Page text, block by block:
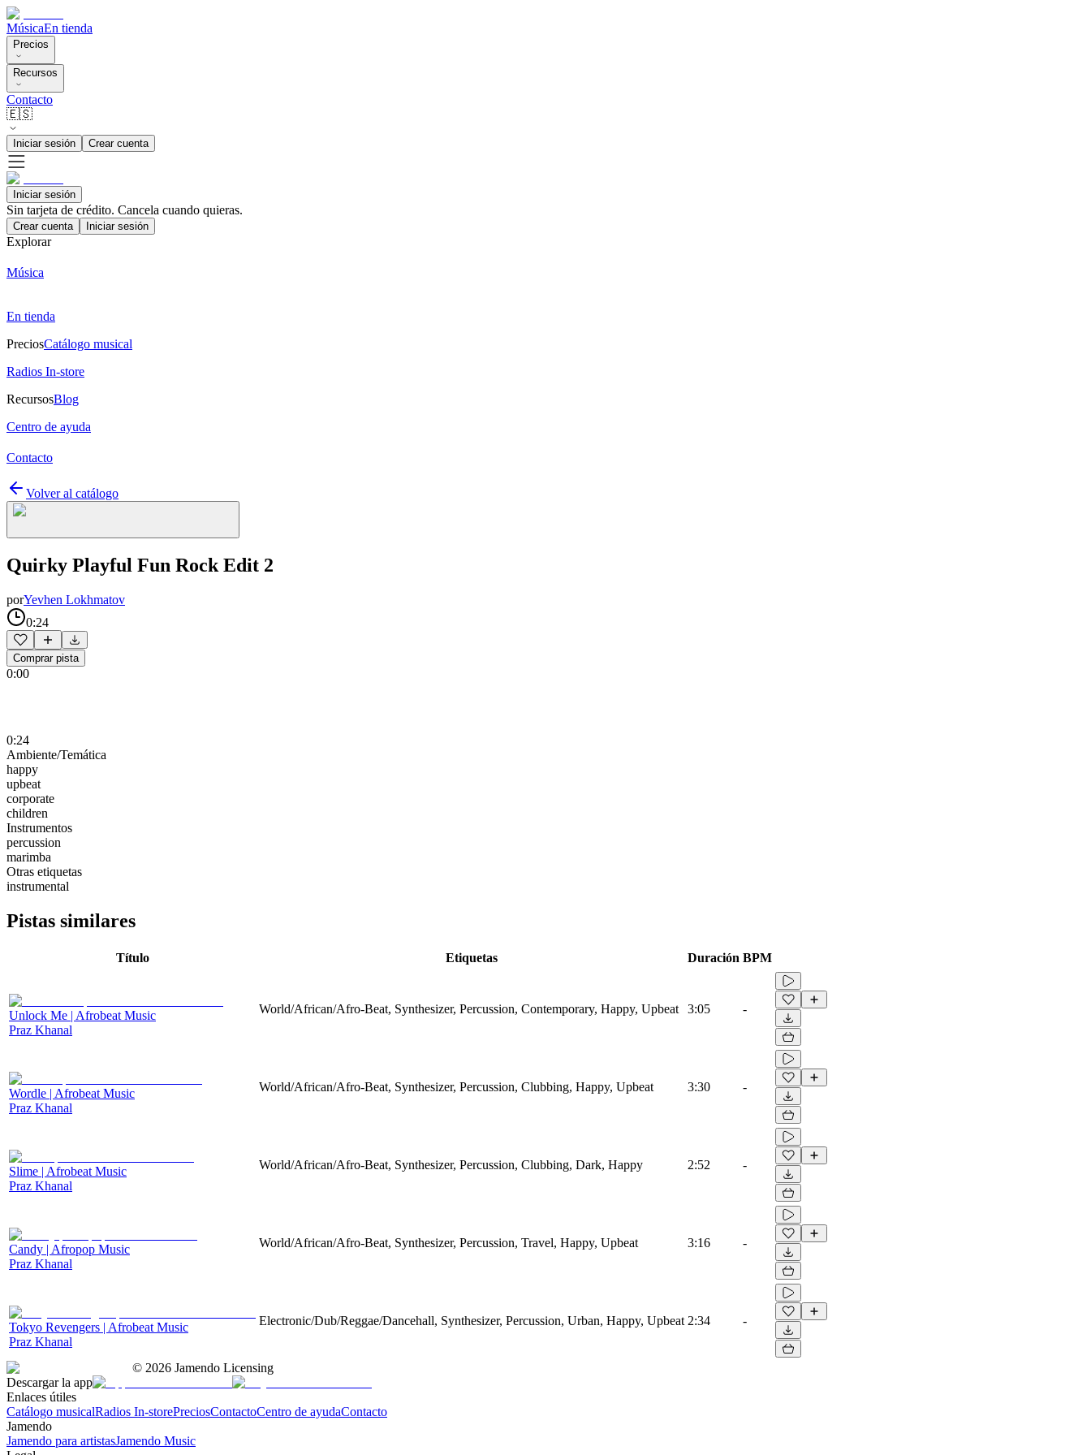
MúsicaEn tienda
Precios
Recursos
Contacto
🇪🇸
Iniciar sesión Crear cuenta
Iniciar sesión
Sin tarjeta de crédito. Cancela cuando quieras.
Crear cuenta Iniciar sesión
Explorar
Música
En tienda
PreciosCatálogo musical
Radios In-store
RecursosBlog
Centro de ayuda
Contacto
Volver al catálogo
Quirky Playful Fun Rock Edit 2
porYevhen Lokhmatov
0:24
Comprar pista
0:00
0:24
Ambiente/Temática
happy
upbeat
corporate
children
Instrumentos
percussion
marimba
Otras etiquetas
instrumental
Pistas similares
Título Etiquetas Duración BPM
Unlock Me | Afrobeat Music
Praz Khanal
World/African/Afro-Beat, Synthesizer, Percussion, Contemporary, Happy, Upbeat 3:05 -
Wordle | Afrobeat Music
Praz Khanal
World/African/Afro-Beat, Synthesizer, Percussion, Clubbing, Happy, Upbeat 3:30 -
Slime | Afrobeat Music
Praz Khanal
World/African/Afro-Beat, Synthesizer, Percussion, Clubbing, Dark, Happy 2:52 -
Candy | Afropop Music
Praz Khanal
World/African/Afro-Beat, Synthesizer, Percussion, Travel, Happy, Upbeat 3:16 -
Tokyo Revengers | Afrobeat Music
Praz Khanal
Electronic/Dub/Reggae/Dancehall, Synthesizer, Percussion, Urban, Happy, Upbeat 2:34 -
© 2026 Jamendo Licensing
Descargar la app
Enlaces útiles
Catálogo musicalRadios In-storePreciosContactoCentro de ayudaContacto
Jamendo
Jamendo para artistasJamendo Music